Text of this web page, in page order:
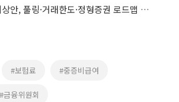
STO 하위법규 예상안, 풀링·거래한도·정형증권 로드맵 제시
#보험료 #중증비급여
#금융위원회